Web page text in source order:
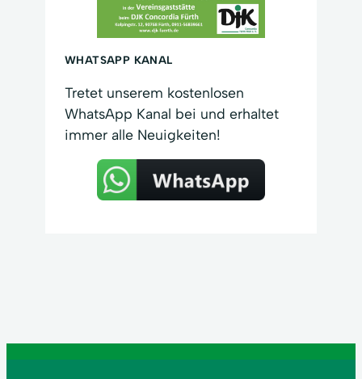
WHATSAPP KANAL
Tretet unserem kostenlosen
WhatsApp Kanal bei und erhaltet
immer alle Neuigkeiten!